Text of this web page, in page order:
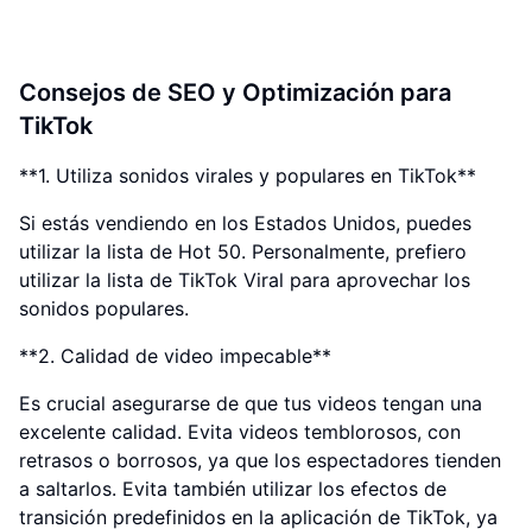
Consejos de SEO y Optimización para
TikTok
**1. Utiliza sonidos virales y populares en TikTok**
Si estás vendiendo en los Estados Unidos, puedes
utilizar la lista de Hot 50. Personalmente, prefiero
utilizar la lista de TikTok Viral para aprovechar los
sonidos populares.
**2. Calidad de video impecable**
Es crucial asegurarse de que tus videos tengan una
excelente calidad. Evita videos temblorosos, con
retrasos o borrosos, ya que los espectadores tienden
a saltarlos. Evita también utilizar los efectos de
transición predefinidos en la aplicación de TikTok, ya